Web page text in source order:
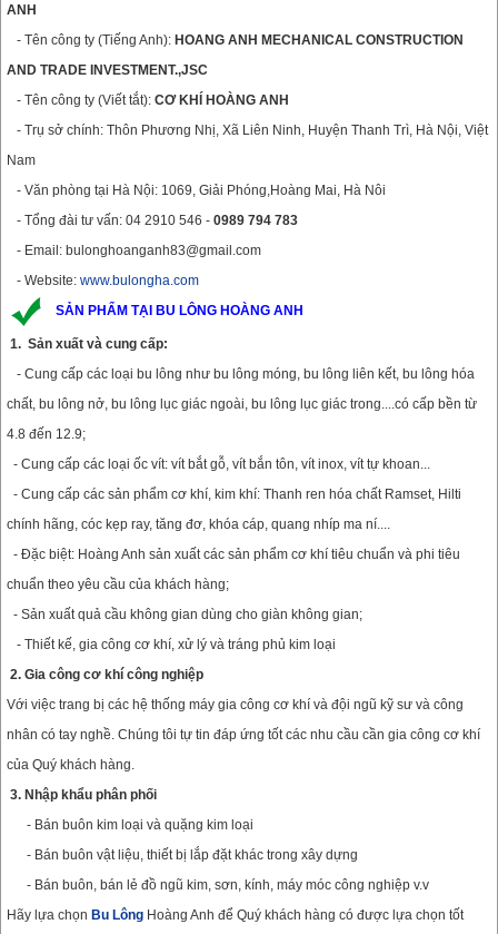
ANH
- Tên công ty (Tiếng Anh): HOANG ANH MECHANICAL CONSTRUCTION
AND TRADE INVESTMENT.,JSC
- Tên công ty (Viết tắt): CƠ KHÍ HOÀNG ANH
- Trụ sở chính: Thôn Phương Nhị, Xã Liên Ninh, Huyện Thanh Trì, Hà Nội, Việt
Nam
- Văn phòng tại Hà Nội: 1069, Giải Phóng,Hoàng Mai, Hà Nôi
- Tổng đài tư vấn: 04 2910 546 - 0989 794 783​
- Email: bulonghoanganh83@gmail.com
- Website: www.bulongha.com
SẢN PHẨM TẠI BU LÔNG HOÀNG ANH
1. Sản xuất và cung cấp:
- Cung cấp các loại bu lông như bu lông móng, bu lông liên kết, bu lông hóa
chất, bu lông nở, bu lông lục giác ngoài, bu lông lục giác trong....có cấp bền từ
4.8 đến 12.9;
- Cung cấp các loại ốc vít: vít bắt gỗ, vít bắn tôn, vít inox, vít tự khoan...
- Cung cấp các sản phẩm cơ khí, kim khí: Thanh ren hóa chất Ramset, Hilti
chính hãng, cóc kẹp ray, tăng đơ, khóa cáp, quang nhíp ma ní....
- Đặc biệt: Hoàng Anh sản xuất các sản phẩm cơ khí tiêu chuẩn và phi tiêu
chuẩn theo yêu cầu của khách hàng;
- Sản xuất quả cầu không gian dùng cho giàn không gian;
- Thiết kế, gia công cơ khí, xử lý và tráng phủ kim loại
2. Gia công cơ khí công nghiệp
Với việc trang bị các hệ thống máy gia công cơ khí và đội ngũ kỹ sư và công
nhân có tay nghề. Chúng tôi tự tin đáp ứng tốt các nhu cầu cần gia công cơ khí
của Quý khách hàng.
3. Nhập khẩu phân phối
- Bán buôn kim loại và quặng kim loại
- Bán buôn vật liệu, thiết bị lắp đặt khác trong xây dựng
- Bán buôn, bán lẻ đồ ngũ kim, sơn, kính, máy móc công nghiệp v.v
Hãy lựa chọn Bu Lông Hoàng Anh để Quý khách hàng có được lựa chọn tốt